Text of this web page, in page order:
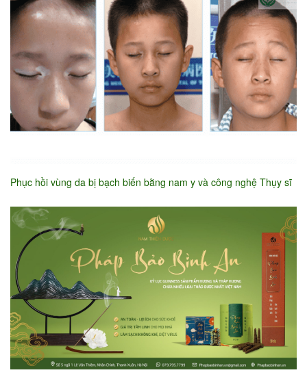
Phục hồi vùng da bị bạch biến bằng nam y và công nghệ Thụy sĩ